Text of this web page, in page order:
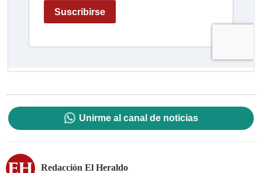
Unirme al canal de noticias
Redacción El Heraldo